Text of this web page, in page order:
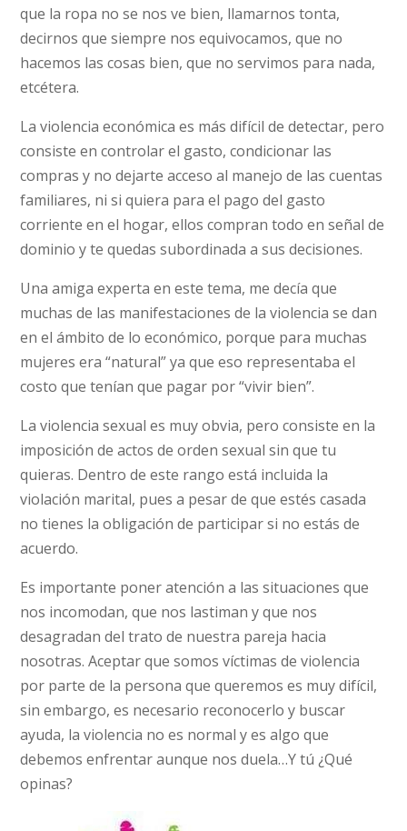
que la ropa no se nos ve bien, llamarnos tonta,
decirnos que siempre nos equivocamos, que no
hacemos las cosas bien, que no servimos para nada,
etcétera.
La violencia económica es más difícil de detectar, pero
consiste en controlar el gasto, condicionar las
compras y no dejarte acceso al manejo de las cuentas
familiares, ni si quiera para el pago del gasto
corriente en el hogar, ellos compran todo en señal de
dominio y te quedas subordinada a sus decisiones.
Una amiga experta en este tema, me decía que
muchas de las manifestaciones de la violencia se dan
en el ámbito de lo económico, porque para muchas
mujeres era “natural” ya que eso representaba el
costo que tenían que pagar por “vivir bien”.
La violencia sexual es muy obvia, pero consiste en la
imposición de actos de orden sexual sin que tu
quieras. Dentro de este rango está incluida la
violación marital, pues a pesar de que estés casada
no tienes la obligación de participar si no estás de
acuerdo.
Es importante poner atención a las situaciones que
nos incomodan, que nos lastiman y que nos
desagradan del trato de nuestra pareja hacia
nosotras. Aceptar que somos víctimas de violencia
por parte de la persona que queremos es muy difícil,
sin embargo, es necesario reconocerlo y buscar
ayuda, la violencia no es normal y es algo que
debemos enfrentar aunque nos duela…Y tú ¿Qué
opinas?